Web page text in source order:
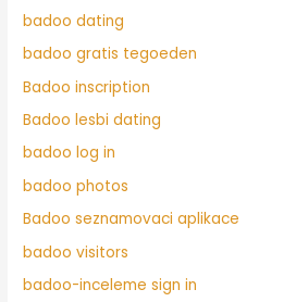
badoo dating
badoo gratis tegoeden
Badoo inscription
Badoo lesbi dating
badoo log in
badoo photos
Badoo seznamovaci aplikace
badoo visitors
badoo-inceleme sign in